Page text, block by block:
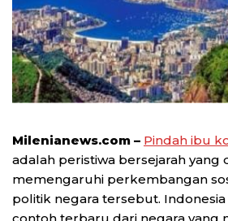
Milenianews.com – Pindah ibu
adalah peristiwa bersejarah yang
memengaruhi perkembangan
politik negara tersebut. Indonesia